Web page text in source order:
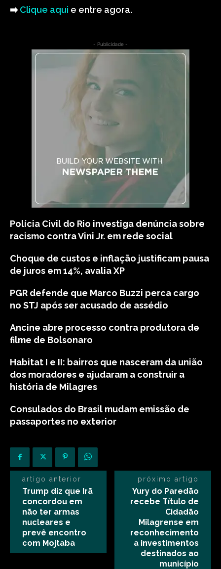
➡️Clique aqui e entre agora.
- Publicidade -
Polícia Civil do Rio investiga denúncia sobre
racismo contra Vini Jr. em rede social
Choque de custos e inflação justificam pausa
de juros em 14%, avalia XP
PGR defende que Marco Buzzi perca cargo
no STJ após ser acusado de assédio
Ancine abre processo contra produtora de
filme de Bolsonaro
Habitat I e II: bairros que nasceram da união
dos moradores e ajudaram a construir a
história de Milagres
Consulados do Brasil mudam emissão de
passaportes no exterior
artigo anterior
Trump diz que Irã
concordou em
não ter armas
nucleares e
prevê encontro
com Mojtaba
próximo artigo
Yury do Paredão
recebe Título de
Cidadão
Milagrense em
reconhecimento
a investimentos
destinados ao
município